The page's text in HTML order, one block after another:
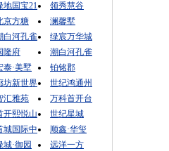
地国宝21
领秀慧谷
京方糖
澜馨墅
白河孔雀
绿宸万华城
隆府
潮白河孔雀
泰·美墅
铂铭郡
坊新世界
世纪鸿通州
汇雅苑
万科首开台
开熙悦山
世纪星城
城国际中
顺鑫·华玺
城·御园
远洋一方